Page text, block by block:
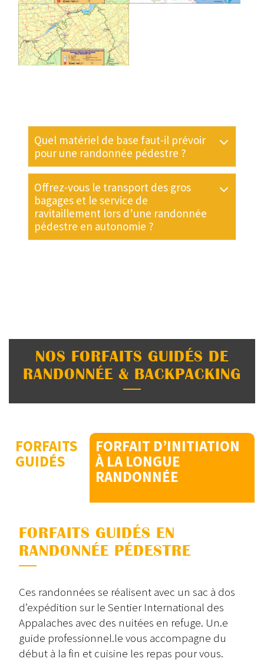
Quel matériel de base faut-il prévoir
pour une randonnée pédestre ?
Offrez-vous le transport des gros
bagages et le service de
ravitaillement lors d’une randonnée
pédestre en autonomie ?
NOS FORFAITS GUIDÉS DE
RANDONNÉE & BACKPACKING
FORFAITS
GUIDÉS
FORFAIT D’INITIATION
À LA LONGUE
RANDONNÉE
FORFAITS GUIDÉS EN
RANDONNÉE PÉDESTRE
Ces randonnées se réalisent avec un sac à dos
d’expédition sur le Sentier International des
Appalaches avec des nuitées en refuge. Un.e
guide professionnel.le vous accompagne du
début à la fin et cuisine les repas pour vous.